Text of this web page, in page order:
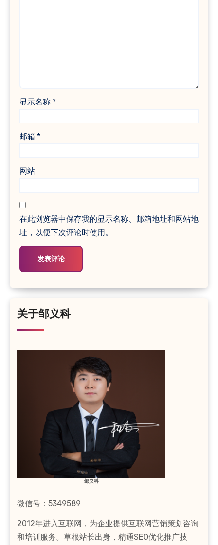
显示名称 *
邮箱 *
网站
在此浏览器中保存我的显示名称、邮箱地址和网站地
址，以便下次评论时使用。
关于邹义科
邹义科
微信号：5349589
2012年进入互联网，为企业提供互联网营销策划咨询
和培训服务。草根站长出身，精通SEO优化推广技